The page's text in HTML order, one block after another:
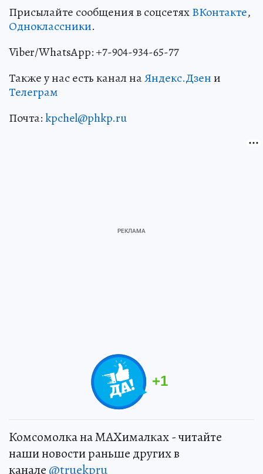
Присылайте сообщения в соцсетяхВКонтакте,
Одноклассники.
Viber/WhatsApp: +7-904-934-65-77
Также у нас есть канал наЯндекс.Дзени
Телеграм
Почта:kpchel@phkp.ru
+1
Комсомолка на MAXималках - читайте
наши новости раньше других в
канале @truekpru